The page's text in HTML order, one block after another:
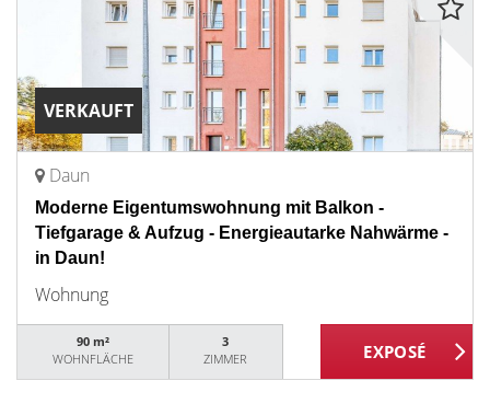
VERKAUFT
Daun
Moderne Eigentumswohnung mit Balkon -
Tiefgarage & Aufzug - Energieautarke Nahwärme -
in Daun!
Wohnung
90 m²
WOHNFLÄCHE
3
ZIMMER